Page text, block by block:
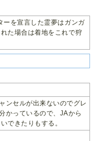
ーを宣言した霊夢はガンガ
た場合は着地をこれで狩
ンセルが出来ないのでグレ
かっているので、JAから
できたりもする。